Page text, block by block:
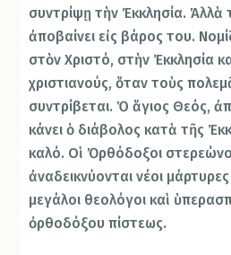
συντρίψῃ τὴν Ἐκκλησία. Ἀλλὰ
ἀποβαίνει εἰς βάρος του.
στὸν Χριστό, στὴν Ἐκκλησία
χριστιανούς, ὅταν τοὺς
συντρίβεται. Ὁ ἅγιος Θεός,
κάνει ὁ διάβολος κατὰ τῆς
καλό. Οἱ Ὀρθόδοξοι
ἀναδεικνύονται νέοι
μεγάλοι θεολόγοι καὶ
ὀρθοδόξου πίστεως.